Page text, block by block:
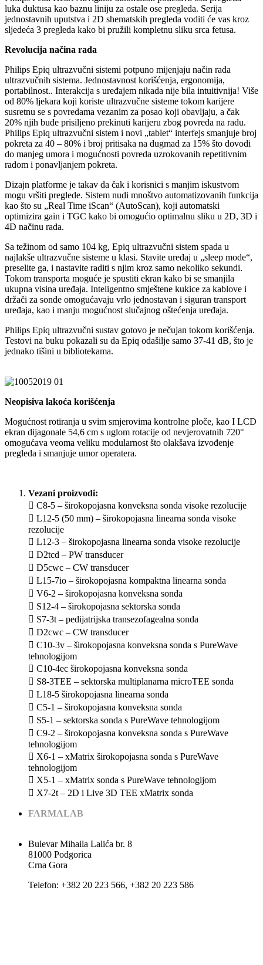
luka duktusa kao baznu liniju za ostale ose pregleda. Serija
jednostavnih uputstva i 2D shematskih pregleda voditi će vas kroz
sljedeća 3 pregleda kako bi pružili kompletnu sliku srca fetusa.
Revolucija načina rada
Philips Epiq ultrazvučni sistemi potpuno mijenjaju način rada
ultrazvučnih sistema. Jednostavnost korišćenja, ergonomija,
portabilnost.. Interakcija s uređajem nikada nije bila intuitivnija! Više
od 80% ljekara koji koriste ultrazvučne sisteme tokom karijere
susretnu se s povredama vezanim za posao koji obavljaju, a čak
20% njih bude prisiljeno prekinuti karijeru zbog povreda na radu.
Philips Epiq ultrazvučni sistem i novi „tablet“ interfejs smanjuje broj
pokreta za 40 – 80% i broj pritisaka na dugmad za 15% što dovodi
do manjeg umora i mogućnosti povreda uzrokovanih repetitivnim
radom i ponavljanjem pokreta.
Dizajn platforme je takav da čak i korisnici s manjim iskustvom
mogu vršiti preglede. Sistem nudi mnoštvo automatizovanih funkcija
kao što su „Real Time iScan“ (AutoScan), koji automatski
optimizira gain i TGC kako bi omogućio optimalnu sliku u 2D, 3D i
4D načinu rada.
Sa težinom od samo 104 kg, Epiq ultrazvučni sistem spada u
najlakše ultrazvučne sisteme u klasi. Stavite uređaj u „sleep mode“,
preselite ga, i nastavite raditi s njim kroz samo nekoliko sekundi.
Tokom transporta moguće je spustiti ekran kako bi se smanjila
ukupna visina uređaja. Inteligentno smještene kukice za kablove i
držači za sonde omogućavaju vrlo jednostavan i siguran transport
uređaja, kao i manju mogućnost slučajnog oštećenja uređaja.
Philips Epiq ultrazvučni sustav gotovo je nečujan tokom korišćenja.
Testovi na buku pokazali su da Epiq odašilje samo 37-41 dB, što je
jednako tišini u bibliotekama.
Neopisiva lakoća korišćenja
Mogućnost rotiranja u svim smjerovima kontrolne ploče, kao I LCD
ekran dijagonale 54,6 cm s uglom rotacije od nevjerovatnih 720°
omogućava veoma veliku modularnost što olakšava izvođenje
pregleda i smanjuje umor operatera.
Vezani proizvodi:
 C8-5 – širokopojasna konveksna sonda visoke rezolucije
 L12-5 (50 mm) – širokopojasna linearna sonda visoke
rezolucije
 L12-3 – širokopojasna linearna sonda visoke rezolucije
 D2tcd – PW transducer
 D5cwc – CW transducer
 L15-7io – širokopojasna kompaktna linearna sonda
 V6-2 – širokopojasna konveksna sonda
 S12-4 – širokopojasna sektorska sonda
 S7-3t – pedijatrijska transezofagealna sonda
 D2cwc – CW transducer
 C10-3v – širokopojasna konveksna sonda s PureWave
tehnologijom
 C10-4ec širokopojasna konveksna sonda
 S8-3TEE – sektorska multiplanarna microTEE sonda
 L18-5 širokopojasna linearna sonda
 C5-1 – širokopojasna konveksna sonda
 S5-1 – sektorska sonda s PureWave tehnologijom
 C9-2 – širokopojasna konveksna sonda s PureWave
tehnologijom
 X6-1 – xMatrix širokopojasna sonda s PureWave
tehnologijom
 X5-1 – xMatrix sonda s PureWave tehnologijom
 X7-2t – 2D i Live 3D TEE xMatrix sonda
FARMALAB
Bulevar Mihaila Lalića br. 8
81000 Podgorica
Crna Gora
Теlеfоn: +382 20 223 566, +382 20 223 586